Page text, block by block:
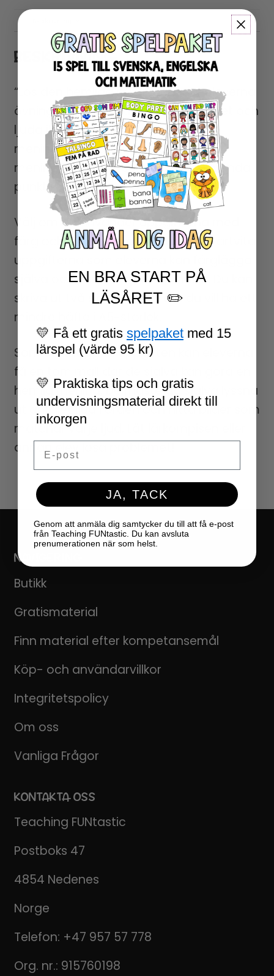
BESKRIVNING
“Lös den hemliga meningen” ger eleverna
övning i att lyssna ut det första ljudet och
ljuda ihop ljud till ord, och ord till
meningar. Eleverna ska också skriva
meningar med versal först och använda
punkt i slutet.
Välj om du använder uppgifterna med
färg och laminerar dem, eller de svartvita
uppgifterna som eleverna kan färglägga
själva och sätta ihop till ett häfte. Du kan
skriva ut två sidor per ark om du vill ha ett
mindre häfte i A5-storlek.
Som ett tillägg till uppgiften kan eleverna
få en tom mall där de själva kan göra en
hemlig mening. De måste då själva lyssna
ut antalet ljud i orden och hitta bilder som
matchar varje ljud. Låt lärkompisen eller
annan elev lösa problemet!
NAVIGERING
Butikk
Gratismaterial
Finn material efter kompetansemål
Köp- och användarvillkor
Integritetspolicy
Om oss
Vanliga Frågor
KONTAKTA OSS
Teaching FUNtastic
Postboks 47
4854 Nedenes
Norge
Telefon: +47 957 57 778
Org. nr.: 915760198
EN BRA START PÅ
LÄSÅRET ✏️
💛 Få ett gratis spelpaket med 15
lärspel (värde 95 kr)
💛 Praktiska tips och gratis
undervisningsmaterial direkt till
inkorgen
JA, TACK
Genom att anmäla dig samtycker du till att få e-post
från Teaching FUNtastic. Du kan avsluta
prenumerationen när som helst.